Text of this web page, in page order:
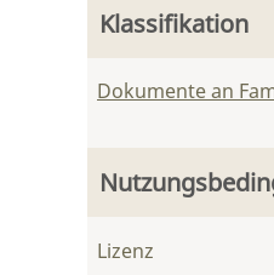
Klassifikation
Dokumente an
Lizenz